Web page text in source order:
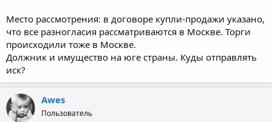
Место рассмотрения: в договоре купли-продажи указано,
что все разногласия рассматриваются в Москве. Торги
происходили тоже в Москве.
Должник и имущество на юге страны. Куды отправлять
иск?
Awes
Пользователь